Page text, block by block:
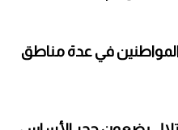
في عدة مناطق